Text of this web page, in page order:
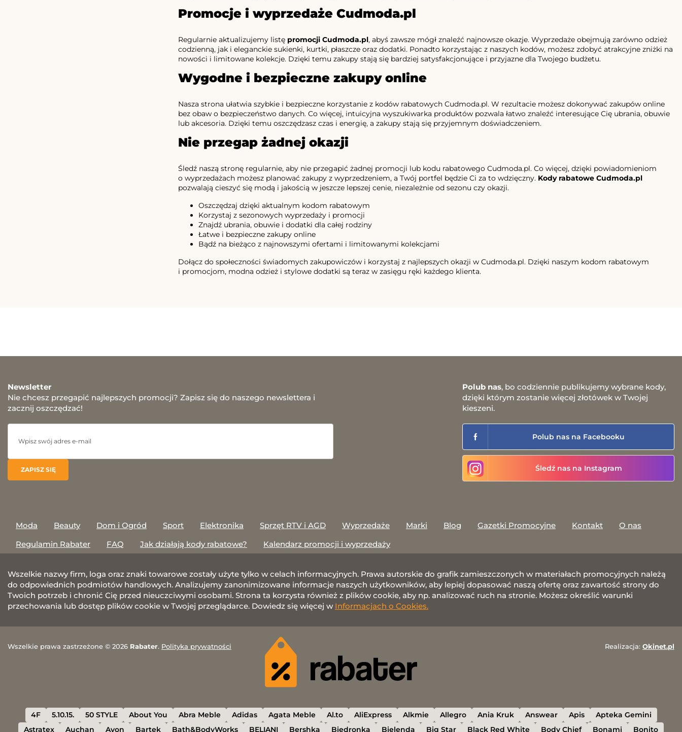
Promocje i wyprzedaże Cudmoda.pl
Regularnie aktualizujemy listę promocji Cudmoda.pl, abyś zawsze mógł znaleźć najnowsze okazje. Wyprzedaże obejmują zarówno odzież
codzienną, jak i eleganckie sukienki, kurtki, płaszcze oraz dodatki. Ponadto korzystając z naszych kodów, możesz zdobyć atrakcyjne zniżki na
nowości i limitowane kolekcje. Dzięki temu zakupy stają się bardziej satysfakcjonujące i przyjazne dla Twojego budżetu.
Wygodne i bezpieczne zakupy online
Nasza strona ułatwia szybkie i bezpieczne korzystanie z kodów rabatowych Cudmoda.pl. W rezultacie możesz dokonywać zakupów online
bez obaw o bezpieczeństwo danych. Co więcej, intuicyjna wyszukiwarka produktów pozwala łatwo znaleźć interesujące Cię ubrania, obuwie
lub akcesoria. Dzięki temu oszczędzasz czas i energię, a zakupy stają się przyjemnym doświadczeniem.
Nie przegap żadnej okazji
Śledź naszą stronę regularnie, aby nie przegapić żadnej promocji lub kodu rabatowego Cudmoda.pl. Co więcej, dzięki powiadomieniom
o wyprzedażach możesz planować zakupy z wyprzedzeniem, a Twój portfel będzie Ci za to wdzięczny. Kody rabatowe Cudmoda.pl
pozwalają cieszyć się modą i jakością w jeszcze lepszej cenie, niezależnie od sezonu czy okazji.
Oszczędzaj dzięki aktualnym kodom rabatowym
Korzystaj z sezonowych wyprzedaży i promocji
Znajdź ubrania, obuwie i dodatki dla całej rodziny
Łatwe i bezpieczne zakupy online
Bądź na bieżąco z najnowszymi ofertami i limitowanymi kolekcjami
Dołącz do społeczności świadomych zakupowiczów i korzystaj z najlepszych okazji w Cudmoda.pl. Dzięki naszym kodom rabatowym
i promocjom, modna odzież i stylowe dodatki są teraz w zasięgu ręki każdego klienta.
Newsletter
Nie chcesz przegapić najlepszych promocji? Zapisz się do naszego newslettera i
zacznij oszczędzać!
Polub nas, bo codziennie publikujemy wybrane kody,
dzięki którym zostanie więcej złotówek w Twojej
kieszeni.
Polub nas na Facebooku
Śledź nas na Instagram
Moda Beauty Dom i Ogród Sport Elektronika Sprzęt RTV i AGD Wyprzedaże Marki Blog Gazetki Promocyjne Kontakt
O nas
Regulamin Rabater
FAQ Jak działają kody rabatowe? Kalendarz promocji i wyprzedaży
Wszelkie nazwy firm, loga oraz znaki towarowe zostały użyte tylko w celach informacyjnych. Prawa autorskie do grafik zamieszczonych w materiałach promocyjnych należą
do odpowiednich podmiotów handlowych. Analizujemy zanonimizowane informacje naszych użytkowników, aby lepiej dopasować naszą ofertę oraz zawartość strony do
Twoich potrzeb i chronić Cię przed nieuczciwymi osobami. Strona ta korzysta również z plików cookie, aby np. analizować ruch na stronie. Możesz określić warunki
przechowania lub dostęp plików cookie w Twojej przeglądarce. Dowiedz się więcej w Informacjach o Cookies.
Wszelkie prawa zastrzeżone © 2026 Rabater. Polityka prywatności Realizacja: Okinet.pl
4F 5.10.15. 50 STYLE About You Abra Meble Adidas Agata Meble Al.to AliExpress Alkmie Allegro Ania Kruk Answear Apis
Apteka Gemini
Astratex
Auchan Avon Bartek Bath&BodyWorks BELIANI Bershka Biedronka Bielenda Big Star Black Red White Body Chief Bonami Bonito